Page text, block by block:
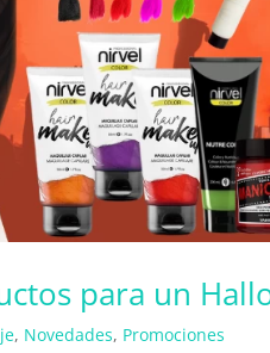
para un
, Novedades, Promociones